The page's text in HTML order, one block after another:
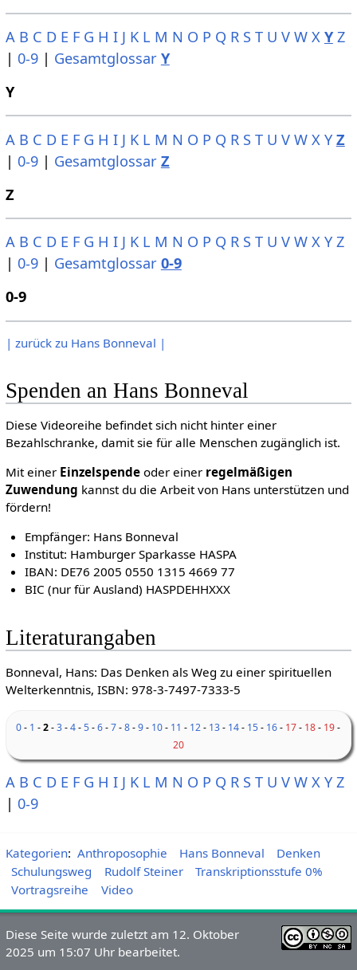
A B C D E F G H I J K L M N O P Q R S T U V W X Y Z
| 0-9| Gesamtglossar Y
Y
A B C D E F G H I J K L M N O P Q R S T U V W X Y Z
| 0-9| Gesamtglossar Z
Z
A B C D E F G H I J K L M N O P Q R S T U V W X Y Z
| 0-9| Gesamtglossar 0-9
0-9
| zurück zu Hans Bonneval |
Spenden an Hans Bonneval
Diese Videoreihe befindet sich nicht hinter einer
Bezahlschranke, damit sie für alle Menschen zugänglich ist.
Mit einer Einzelspendeoder einer regelmäßigen
Zuwendung kannst du die Arbeit von Hans unterstützen und
fördern!
Empfänger: Hans Bonneval
Institut: Hamburger Sparkasse HASPA
IBAN: DE76 2005 0550 1315 4669 77
BIC (nur für Ausland) HASPDEHHXXX
Literaturangaben
Bonneval, Hans: Das Denken als Weg zu einer spirituellen
Welterkenntnis, ISBN: 978-3-7497-7333-5
0- 1 -2-3-4-5-6-7-8-9- 10- 11 - 12- 13- 14- 15- 16- 17- 18- 19-
20
A B C D E F G H I J K L M N O P Q R S T U V W X Y Z
| 0-9
Kategorien: Anthroposophie Hans Bonneval
Denken
Schulungsweg
Rudolf Steiner
Transkriptionsstufe 0%
Vortragsreihe
Video
Diese Seite wurde zuletzt am 12. Oktober
2025 um 15:07 Uhr bearbeitet.